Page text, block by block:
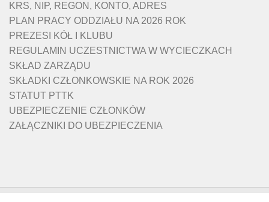
KRS, NIP, REGON, KONTO, ADRES
PLAN PRACY ODDZIAŁU NA 2026 ROK
PREZESI KÓŁ I KLUBU
REGULAMIN UCZESTNICTWA W WYCIECZKACH
SKŁAD ZARZĄDU
SKŁADKI CZŁONKOWSKIE NA ROK 2026
STATUT PTTK
UBEZPIECZENIE CZŁONKÓW
ZAŁĄCZNIKI DO UBEZPIECZENIA